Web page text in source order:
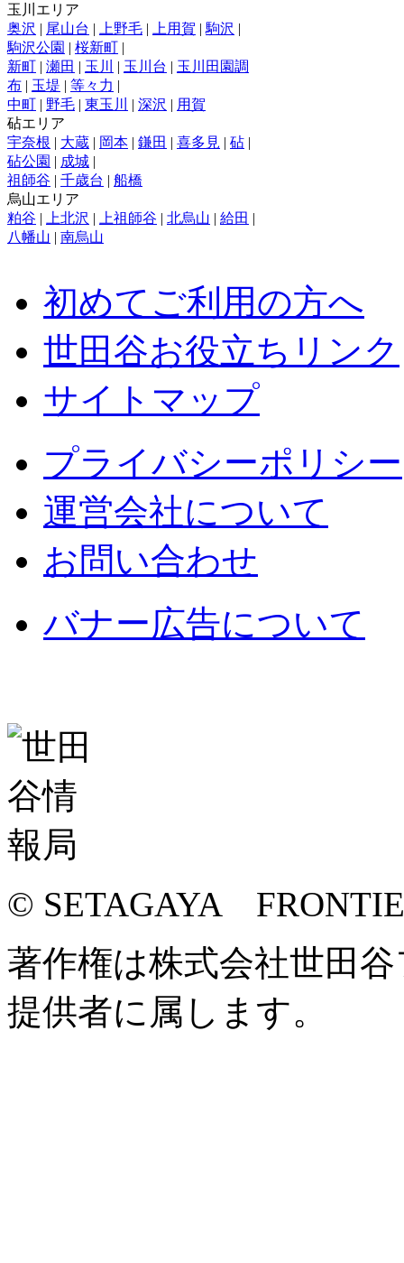
玉川エリア
奥沢 | 尾山台 | 上野毛 | 上用賀 | 駒沢 |
駒沢公園 | 桜新町 |
新町 | 瀬田 | 玉川 | 玉川台 | 玉川田園調
布 | 玉堤 | 等々力 |
中町 | 野毛 | 東玉川 | 深沢 | 用賀
砧エリア
宇奈根 | 大蔵 | 岡本 | 鎌田 | 喜多見 | 砧 |
砧公園 | 成城 |
祖師谷 | 千歳台 | 船橋
烏山エリア
粕谷 | 上北沢 | 上祖師谷 | 北烏山 | 給田 |
八幡山 | 南烏山
初めてご利用の方へ
世田谷お役立ちリンク
サイトマップ
プライバシーポリシー
運営会社について
お問い合わせ
バナー広告について
© SETAGAYA
著作権は株式会社世田
提供者に属します。